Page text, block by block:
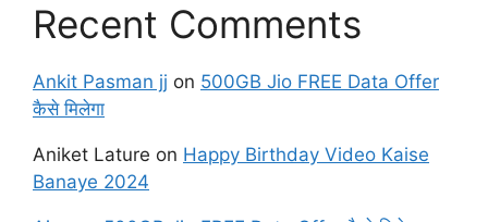
Recent Comments
Ankit Pasman jj on 500GB Jio FREE Data Offer
कैसे मिलेगा
Aniket Lature on Happy Birthday Video Kaise
Banaye 2024